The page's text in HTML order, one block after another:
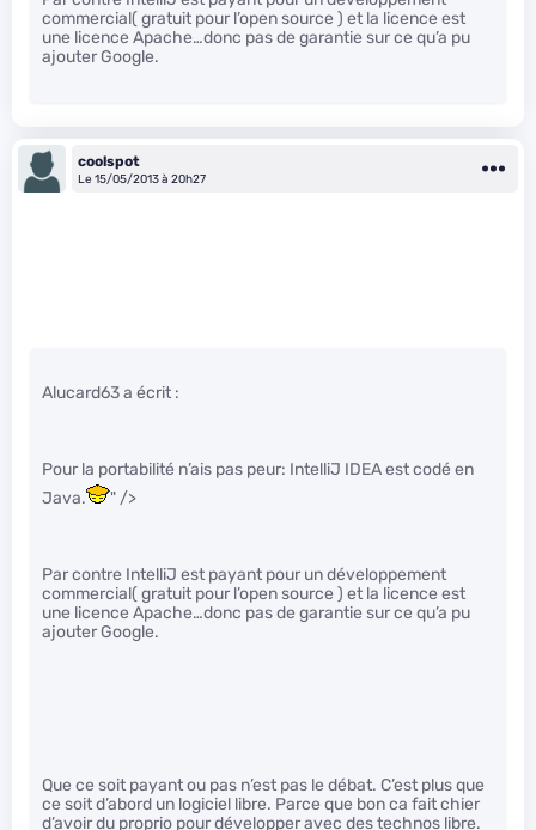
commercial( gratuit pour l’open source ) et la licence est
une licence Apache…donc pas de garantie sur ce qu’a pu
ajouter Google.
coolspot
Le 15/05/2013 à 20h27
Alucard63 a écrit :
Pour la portabilité n’ais pas peur: IntelliJ IDEA est codé en
Java.
" />
Par contre IntelliJ est payant pour un développement
commercial( gratuit pour l’open source ) et la licence est
une licence Apache…donc pas de garantie sur ce qu’a pu
ajouter Google.
Que ce soit payant ou pas n’est pas le débat. C’est plus que
ce soit d’abord un logiciel libre. Parce que bon ca fait chier
d’avoir du proprio pour développer avec des technos libre.